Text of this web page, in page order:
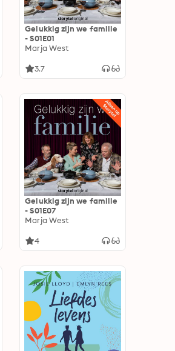
Gelukkig zijn we familie
- S01E01
Marja West
3.7
Gelukkig zijn we familie
- S01E07
Marja West
4